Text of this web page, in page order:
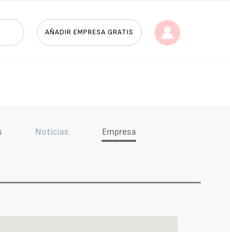
AÑADIR EMPRESA GRATIS
Noticias Empresa